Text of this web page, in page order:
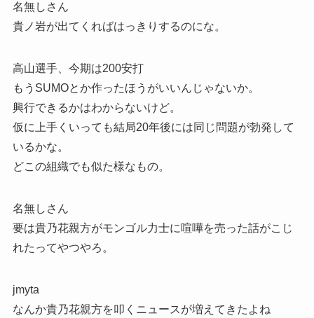
名無しさん
貴ノ岩が出てくればはっきりするのにな。
高山選手、今期は200安打
もうSUMOとか作ったほうがいいんじゃないか。
興行できるかはわからないけど。
仮に上手くいっても結局20年後には同じ問題が勃発して
いるかな。
どこの組織でも似た様なもの。
名無しさん
要は貴乃花親方がモンゴル力士に喧嘩を売った話がこじ
れたってやつやろ。
jmyta
なんか貴乃花親方を叩くニュースが増えてきたよね